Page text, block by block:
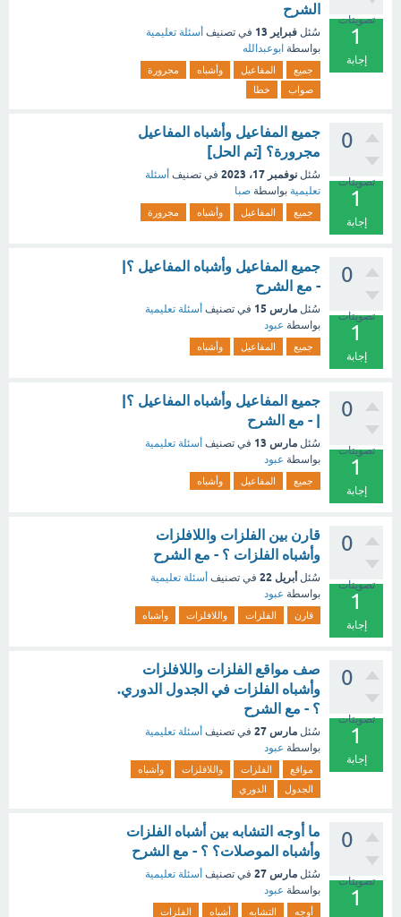
تصويتات
1
إجابة
الشرح
سُئل فبراير 13 في تصنيف أسئلة تعليمية
بواسطة ابوعبدالله
جميع المفاعيل وأشباه
مجرورة
صواب
خطا
0
تصويتات
1
إجابة
جميع المفاعيل وأشباه المفاعيل
مجرورة؟ [تم الحل]
سُئل نوفمبر 17، 2023 في تصنيف أسئلة
تعليمية بواسطة صبا
جميع المفاعيل وأشباه مجرورة
0
تصويتات
1
إجابة
جميع المفاعيل وأشباه المفاعيل ؟|
- مع الشرح
سُئل مارس 15 في تصنيف أسئلة تعليمية
بواسطة عبود
جميع المفاعيل وأشباه
0
تصويتات
1
إجابة
جميع المفاعيل وأشباه المفاعيل ؟|
| - مع الشرح
سُئل مارس 13 في تصنيف أسئلة تعليمية
بواسطة عبود
جميع المفاعيل وأشباه
0
تصويتات
1
إجابة
قارن بين الفلزات واللافلزات
وأشباه الفلزات ؟ - مع الشرح
سُئل أبريل 22 في تصنيف أسئلة تعليمية
بواسطة عبود
قارن الفلزات واللافلزات وأشباه
0
تصويتات
1
إجابة
صف مواقع الفلزات واللافلزات
وأشباه الفلزات في الجدول الدوري.
؟ - مع الشرح
سُئل مارس 27 في تصنيف أسئلة تعليمية
بواسطة عبود
مواقع الفلزات واللافلزات
وأشباه
الجدول
الدوري
0
تصويتات
1
ما أوجه التشابه بين أشباه الفلزات
وأشباه الموصلات؟ ؟ - مع الشرح
سُئل مارس 27 في تصنيف أسئلة تعليمية
بواسطة عبود
أوجه التشابه أشباه الفلزات